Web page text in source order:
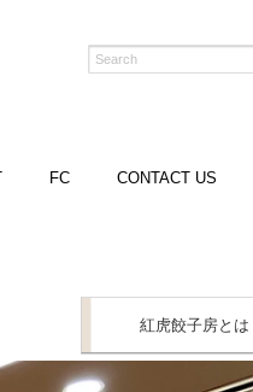
FC CONTACT US
紅虎餃子房とは